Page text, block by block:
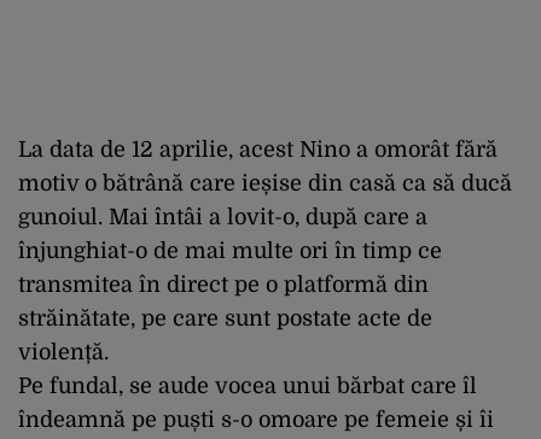
La data de 12 aprilie, acest Nino a omorât fără
motiv o bătrână care ieșise din casă ca să ducă
gunoiul. Mai întâi a lovit-o, după care a
înjunghiat-o de mai multe ori în timp ce
transmitea în direct pe o platformă din
străinătate, pe care sunt postate acte de
violență.
Pe fundal, se aude vocea unui bărbat care îl
îndeamnă pe puști s-o omoare pe femeie și îi